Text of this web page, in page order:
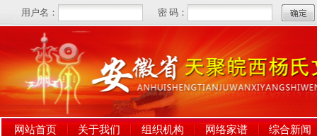
网站首页 关于我们 组织机构 网络家谱 综合新闻